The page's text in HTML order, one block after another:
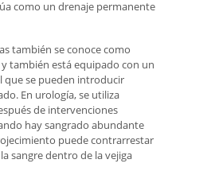
como un drenaje permanente
también se conoce como
también está equipado con un
que se pueden introducir
En urología, se utiliza
de intervenciones
hay sangrado abundante
puede contrarrestar
sangre dentro de la vejiga